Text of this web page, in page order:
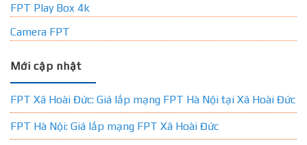
FPT Play Box 4k
Camera FPT
Mới cập nhật
FPT Xã Hoài Đức: Giá lắp mạng FPT Hà Nội tại Xã Hoài Đức
FPT Hà Nội: Giá lắp mạng FPT Xã Hoài Đức